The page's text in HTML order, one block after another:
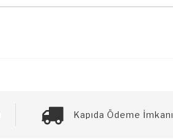
Kapıda Ödeme İmkanı